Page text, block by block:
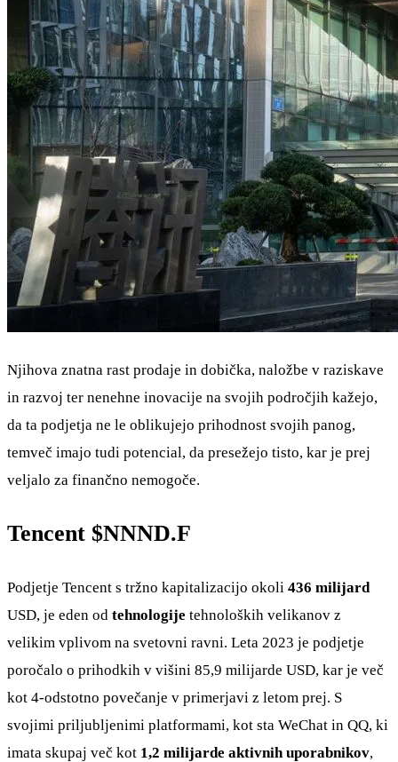
Njihova znatna rast prodaje in dobička, naložbe v raziskave
in razvoj ter nenehne inovacije na svojih področjih kažejo,
da ta podjetja ne le oblikujejo prihodnost svojih panog,
temveč imajo tudi potencial, da presežejo tisto, kar je prej
veljalo za finančno nemogoče.
Tencent $NNND.F
Podjetje Tencent s tržno kapitalizacijo okoli 436 milijard
USD, je eden od tehnologije tehnoloških velikanov z
velikim vplivom na svetovni ravni. Leta 2023 je podjetje
poročalo o prihodkih v višini 85,9 milijarde USD, kar je več
kot 4-odstotno povečanje v primerjavi z letom prej. S
svojimi priljubljenimi platformami, kot sta WeChat in QQ, ki
imata skupaj več kot 1,2 milijarde aktivnih uporabnikov,